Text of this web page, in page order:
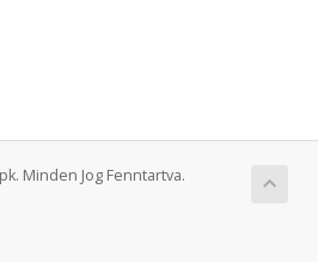
Minden Jog Fenntartva.